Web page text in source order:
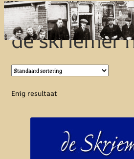
de skriemer
Enig resultaat